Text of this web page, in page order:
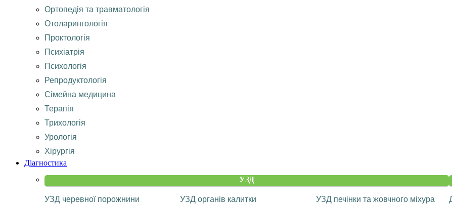
Ортопедія та травматологія
Отоларингологія
Проктологія
Психіатрія
Психологія
Репродуктологія
Сімейна медицина
Терапія
Трихологія
Урологія
Хірургія
Діагностика
УЗД
УЗД черевної порожнини УЗД органів калитки УЗД печінки та жовчного міхура